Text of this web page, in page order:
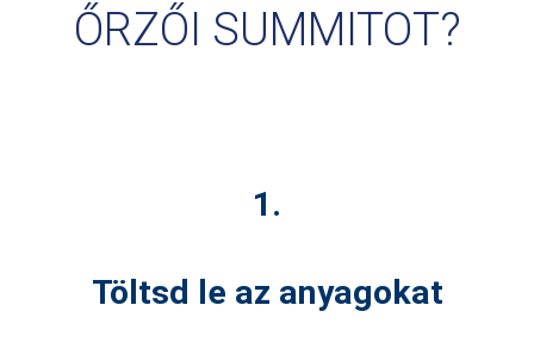
ŐRZŐI SUMMITOT?
1.
Töltsd le az anyagokat